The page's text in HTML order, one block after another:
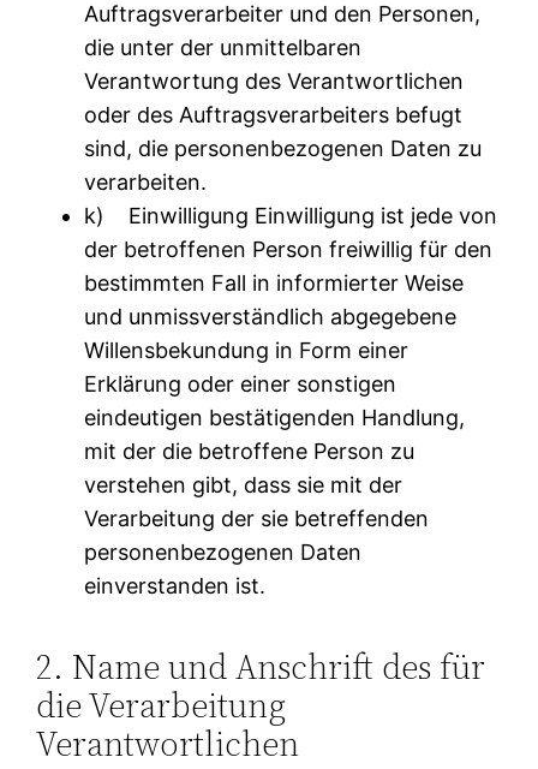
Auftragsverarbeiter und den Personen,
die unter der unmittelbaren
Verantwortung des Verantwortlichen
oder des Auftragsverarbeiters befugt
sind, die personenbezogenen Daten zu
verarbeiten.
k) Einwilligung Einwilligung ist jede von
der betroffenen Person freiwillig für den
bestimmten Fall in informierter Weise
und unmissverständlich abgegebene
Willensbekundung in Form einer
Erklärung oder einer sonstigen
eindeutigen bestätigenden Handlung,
mit der die betroffene Person zu
verstehen gibt, dass sie mit der
Verarbeitung der sie betreffenden
personenbezogenen Daten
einverstanden ist.
2. Name und Anschrift des für
die Verarbeitung
Verantwortlichen